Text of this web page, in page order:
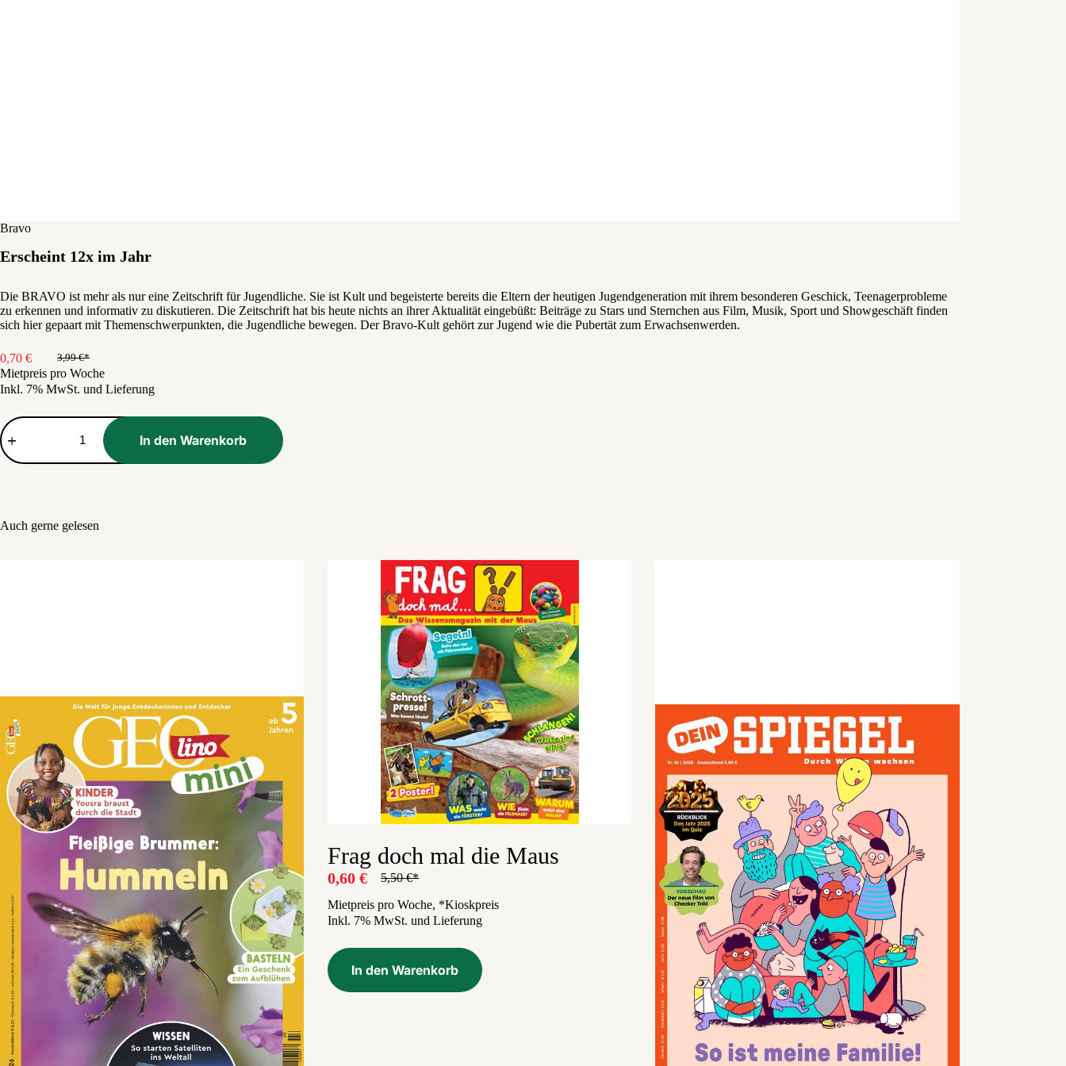
Bravo
Erscheint 12x im Jahr
Die BRAVO ist mehr als nur eine Zeitschrift für Jugendliche. Sie ist Kult und begeisterte bereits die Eltern der heutigen Jugendgeneration mit ihrem besonderen Geschick, Teenagerprobleme
zu erkennen und informativ zu diskutieren. Die Zeitschrift hat bis heute nichts an ihrer Aktualität eingebüßt: Beiträge zu Stars und Sternchen aus Film, Musik, Sport und Showgeschäft finden
sich hier gepaart mit Themenschwerpunkten, die Jugendliche bewegen. Der Bravo-Kult gehört zur Jugend wie die Pubertät zum Erwachsenwerden.
3,99€
Ursprünglicher
Preis
war:
0,70 €
Aktueller
Preis
ist:
Mietpreis pro Woche
Inkl. 7% MwSt. und Lieferung
Bravo
Menge
In den Warenkorb
Auch gerne gelesen
Frag doch mal die Maus
5,50€
Ursprünglicher
Preis
war:
0,60€
Aktueller
Preis
ist:
Mietpreis pro Woche, *Kioskpreis
Inkl. 7% MwSt. und Lieferung
In den Warenkorb